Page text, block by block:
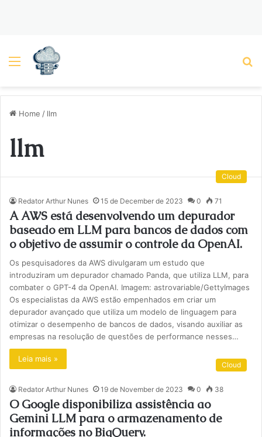
Menu
Home / llm
llm
Cloud
Redator Arthur Nunes 15 de December de 2023 0 71
A AWS está desenvolvendo um depurador
baseado em LLM para bancos de dados com
o objetivo de assumir o controle da OpenAI.
Os pesquisadores da AWS divulgaram um estudo que
introduziram um depurador chamado Panda, que utiliza LLM, para
combater o GPT-4 da OpenAI. Imagem: astrovariable/GettyImages
Os especialistas da AWS estão empenhados em criar um
depurador avançado que utiliza um modelo de linguagem para
otimizar o desempenho de bancos de dados, visando auxiliar as
empresas na resolução de questões de performance nesses…
Leia mais »
Cloud
Redator Arthur Nunes 19 de November de 2023 0 38
O Google disponibiliza assistência ao
Gemini LLM para o armazenamento de
informações no BigQuery.